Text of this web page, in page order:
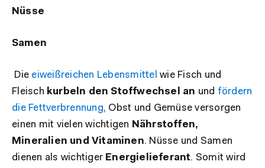
Nüsse
Samen
Die eiweißreichen Lebensmittel wie Fisch und
Fleisch kurbeln den Stoffwechsel an und fördern
die Fettverbrennung, Obst und Gemüse versorgen
einen mit vielen wichtigen Nährstoffen,
Mineralien und Vitaminen. Nüsse und Samen
dienen als wichtiger Energielieferant. Somit wird